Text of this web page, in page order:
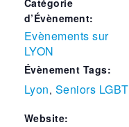
Catégorie
d’Évènement:
Evènements sur
LYON
Évènement Tags:
Lyon, Seniors LGBT
Website: